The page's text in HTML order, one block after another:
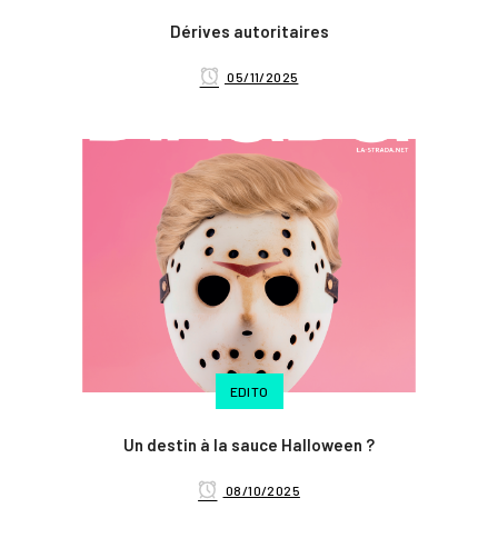
Dérives autoritaires
05/11/2025
EDITO
Un destin à la sauce Halloween ?
08/10/2025